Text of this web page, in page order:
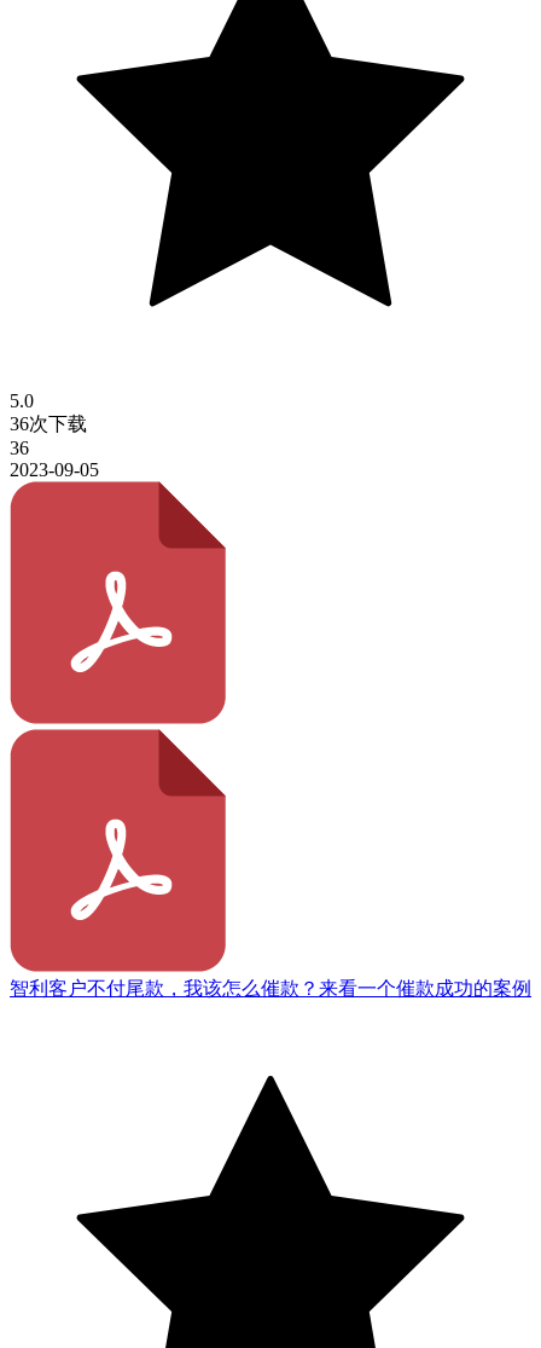
5.0
36次下载
36
2023-09-05
智利客户不付尾款，我该怎么催款？来看一个催款成功的案例